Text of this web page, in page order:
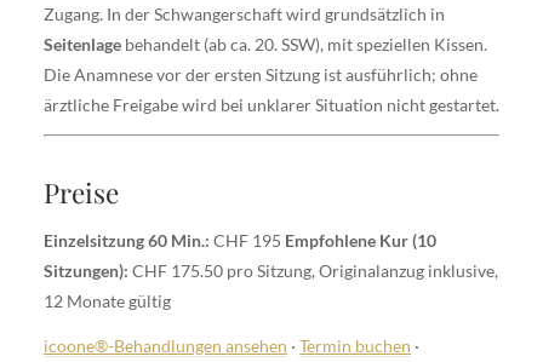
Zugang. In der Schwangerschaft wird grundsätzlich in
Seitenlage behandelt (ab ca. 20. SSW), mit speziellen Kissen.
Die Anamnese vor der ersten Sitzung ist ausführlich; ohne
ärztliche Freigabe wird bei unklarer Situation nicht gestartet.
Preise
Einzelsitzung 60 Min.: CHF 195 Empfohlene Kur (10
Sitzungen): CHF 175.50 pro Sitzung, Originalanzug inklusive,
12 Monate gültig
icoone®-Behandlungen ansehen · Termin buchen ·